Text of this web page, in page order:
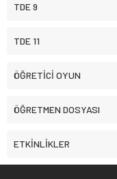
TDE 9
TDE 11
ÖĞRETİCİ OYUN
ÖĞRETMEN DOSYASI
ETKİNLİKLER